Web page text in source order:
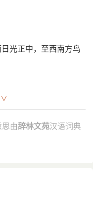
光正中，至西南方鸟
日光正中，至西南方
：“﹝日﹞对於 昆
∨
由辞林文苑汉语词典